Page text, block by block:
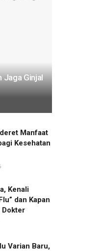
Jaga Ginjal
Manfaat
Kesehatan
Kenali
dan Kapan
Dokter
Varian Baru,